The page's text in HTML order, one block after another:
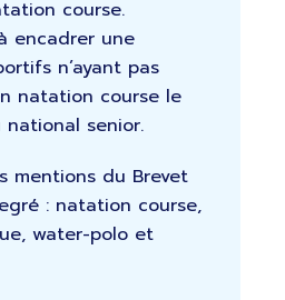
course.
encadrer une
n’ayant pas
natation course le
senior.
mentions du Brevet
: natation course,
water-polo et